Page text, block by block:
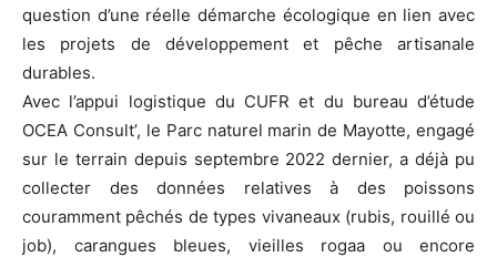
question d’une réelle démarche écologique en lien avec
les projets de développement et pêche artisanale
durables.
Avec l’appui logistique du CUFR et du bureau d’étude
OCEA Consult’, le Parc naturel marin de Mayotte, engagé
sur le terrain depuis septembre 2022 dernier, a déjà pu
collecter des données relatives à des poissons
couramment pêchés de types vivaneaux (rubis, rouillé ou
job), carangues bleues, vieilles rogaa ou encore